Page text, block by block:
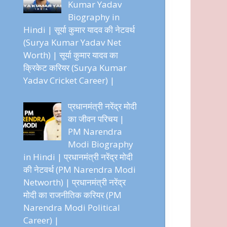
Kumar Yadav
Biography in
Hindi | सूर्या कुमार यादव की नेटवर्थ
(Surya Kumar Yadav Net
Worth) | सूर्या कुमार यादव का
क्रिकेट करियर (Surya Kumar
Yadav Cricket Career) |
प्रधानमंत्री नरेंद्र मोदी
का जीवन परिचय |
PM Narendra
Modi Biography
in Hindi | प्रधानमंत्री नरेंद्र मोदी
की नेटवर्थ (PM Narendra Modi
Networth) | प्रधानमंत्री नरेंद्र
मोदी का राजनीतिक करियर (PM
Narendra Modi Political
Career) |